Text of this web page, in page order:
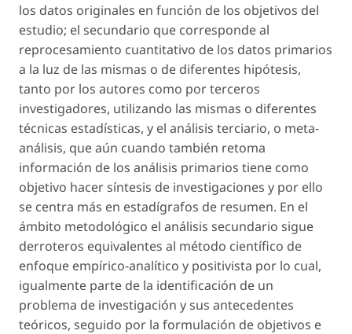
los datos originales en función de los objetivos del
estudio; el secundario que corresponde al
reprocesamiento cuantitativo de los datos primarios
a la luz de las mismas o de diferentes hipótesis,
tanto por los autores como por terceros
investigadores, utilizando las mismas o diferentes
técnicas estadísticas, y el análisis terciario, o meta-
análisis, que aún cuando también retoma
información de los análisis primarios tiene como
objetivo hacer síntesis de investigaciones y por ello
se centra más en estadígrafos de resumen. En el
ámbito metodológico el análisis secundario sigue
derroteros equivalentes al método científico de
enfoque empírico-analítico y positivista por lo cual,
igualmente parte de la identificación de un
problema de investigación y sus antecedentes
teóricos, seguido por la formulación de objetivos e